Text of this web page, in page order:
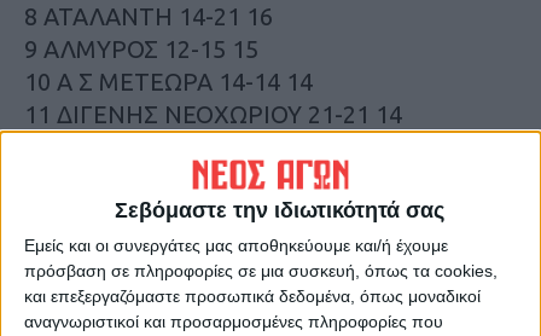
Σεβόμαστε την ιδιωτικότητά σας
Εμείς και οι συνεργάτες μας αποθηκεύουμε και/ή έχουμε
πρόσβαση σε πληροφορίες σε μια συσκευή, όπως τα cookies,
και επεξεργαζόμαστε προσωπικά δεδομένα, όπως μοναδικοί
αναγνωριστικοί και προσαρμοσμένες πληροφορίες που
8 ΑΤΑΛΑΝΤΗ 14-21 16
9 ΑΛΜΥΡΟΣ 12-15 15
10 Α Σ ΜΕΤΕΩΡΑ 14-14 14
11 ΔΙΓΕΝΗΣ ΝΕΟΧΩΡΙΟΥ 21-21 14
13 ΣΤΕΦΑΝΟΒΙΚΕΙΟ 9-16 11
14 Α Ο ΠΟΤΑΜΙΑΣ 6-33 2
Οι ομάδες από την 9η θέση και κάτω
υποβιβάζονται